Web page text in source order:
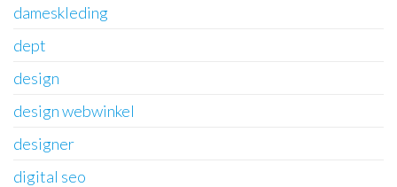
dameskleding
dept
design
design webwinkel
designer
digital seo